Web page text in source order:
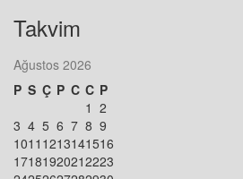
Takvim
Ağustos 2026
P S Ç P C C P
1 2
3 4 5 6 7 8 9
1011 1213141516
17181920212223